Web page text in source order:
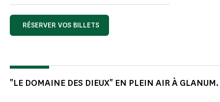
RÉSERVER VOS BILLETS
"LE DOMAINE DES DIEUX" EN PLEIN AIR À GLANUM.